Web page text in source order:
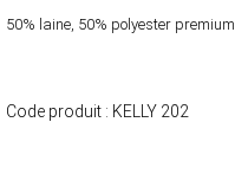
50% laine, 50% polyester premium
Code produit : KELLY 202